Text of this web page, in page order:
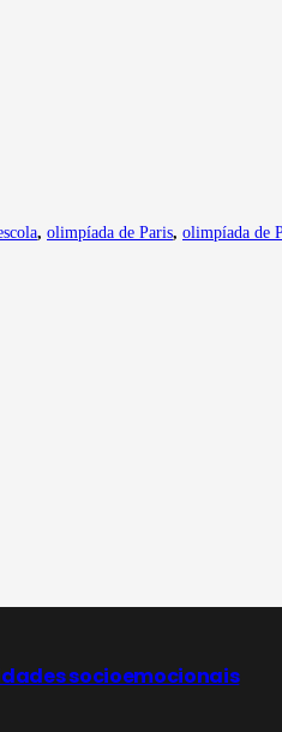
, olimpíada de Paris, olimpíada de
socioemocionais